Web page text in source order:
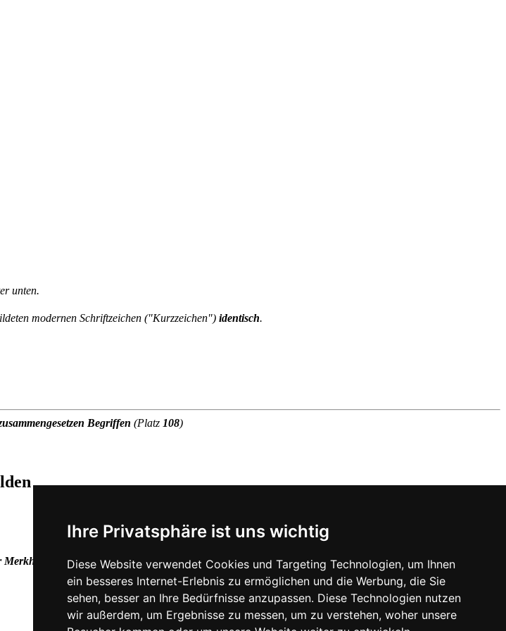
Ihre Privatsphäre ist uns wichtig
Diese Website verwendet Cookies und Targeting Technologien, um Ihnen
ein besseres Internet-Erlebnis zu ermöglichen und die Werbung, die Sie
sehen, besser an Ihre Bedürfnisse anzupassen. Diese Technologien nutzen
wir außerdem, um Ergebnisse zu messen, um zu verstehen, woher unsere
unten.
modernen Schriftzeichen ("Kurzzeichen") identisch.
Begriffen (Platz 108)
gar nicht mal so viel länger.